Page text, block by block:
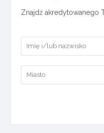
Znajdź akredytowanego